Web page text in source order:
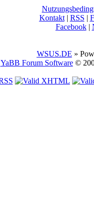
Kontakt| RSS |
Facebook|
WSUS.DE »
YaBB Forum Software©